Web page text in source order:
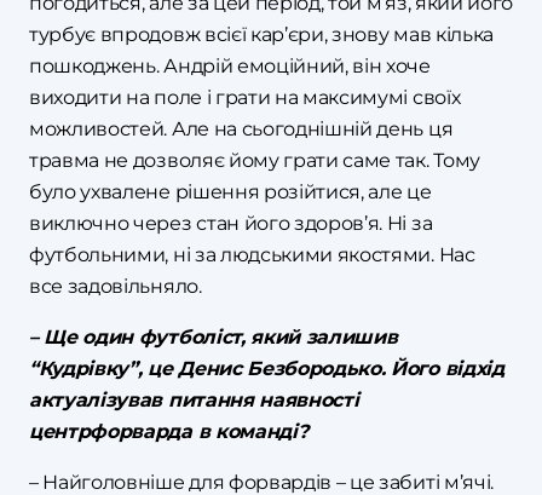
турбує впродовж всієї кар’єри, знову мав кілька
пошкоджень. Андрій емоційний, він хоче
виходити на поле і грати на максимумі своїх
можливостей. Але на сьогоднішній день ця
травма не дозволяє йому грати саме так. Тому
було ухвалене рішення розійтися, але це
виключно через стан його здоров’я. Ні за
футбольними, ні за людськими якостями. Нас
все задовільняло.
– Ще один футболіст, який залишив
“Кудрівку”, це Денис Безбородько. Його відхід
актуалізував питання наявності
центрфорварда в команді?
– Найголовніше для форвардів – це забиті м’ячі.